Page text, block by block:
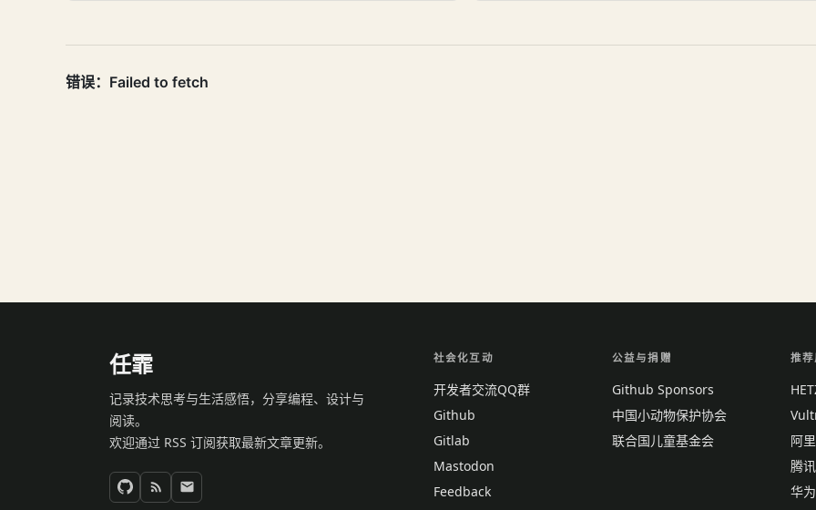
任霏
记录技术思考与生活感悟，分享编程、设计与
阅读。
欢迎通过 RSS 订阅获取最新文章更新。
社会化互动
开发者交流QQ群
Github
Gitlab
Mastodon
Feedback
公益与捐赠
Github Sponsors
中国小动物保护协会
联合国儿童基金会
推
阿
腾
华